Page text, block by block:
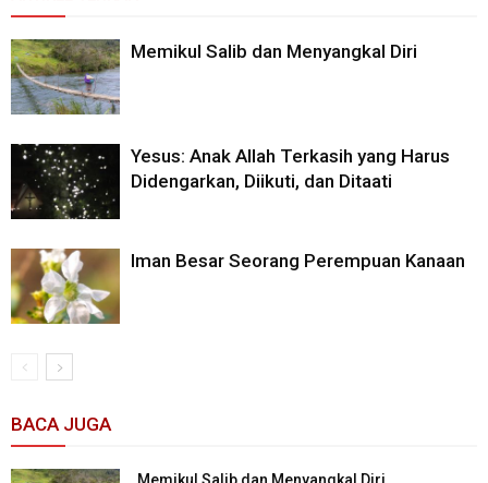
Memikul Salib dan Menyangkal Diri
Yesus: Anak Allah Terkasih yang Harus
Didengarkan, Diikuti, dan Ditaati
Iman Besar Seorang Perempuan Kanaan
BACA JUGA